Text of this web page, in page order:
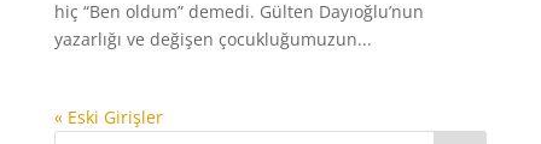
hiç “Ben oldum” demedi. Gülten Dayıoğlu’nun
yazarlığı ve değişen çocukluğumuzun...
« Eski Girişler